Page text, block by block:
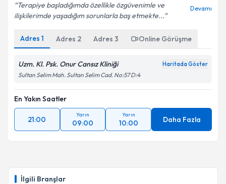
İlgili Branşlar
Terapiye başladığımda özellikle özgüvenimle ve
ilişkilerimde yaşadığım sorunlarla baş etmekte...
Devamı
Adres 1 Adres 2 Adres 3 Online Görüşme
Uzm. Kl. Psk. Onur Cansız Kliniği Haritada Göster
Sultan Selim Mah. Sultan Selim Cad. No:57 D:4
En Yakın Saatler
21:00
Yarın
09:00
Yarın
10:00 Daha Fazla